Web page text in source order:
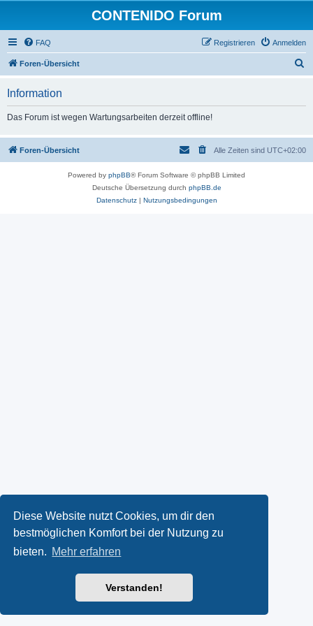
Diese Website nutzt Cookies, um dir den
bestmöglichen Komfort bei der Nutzung zu
bieten. Mehr erfahren
Verstanden!
CONTENIDO Forum
FAQ Anmelden
Registrieren
Foren-Übersicht
Information
Das Forum ist wegen Wartungsarbeiten derzeit offline!
Foren-Übersicht Alle Zeiten sind UTC+02:00
Powered by phpBB® Forum Software © phpBB Limited
Deutsche Übersetzung durch phpBB.de
Datenschutz| Nutzungsbedingungen